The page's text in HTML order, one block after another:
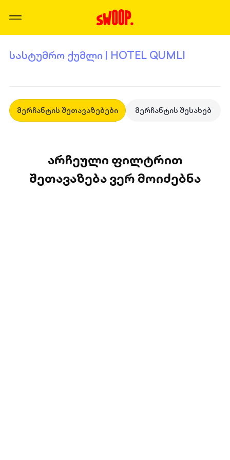
სასტუმრო ქუმლი | HOTEL QUMLI
მერჩანტის შეთავაზებები მერჩანტის შესახებ
არჩეული ფილტრით
შეთავაზება ვერ მოიძებნა